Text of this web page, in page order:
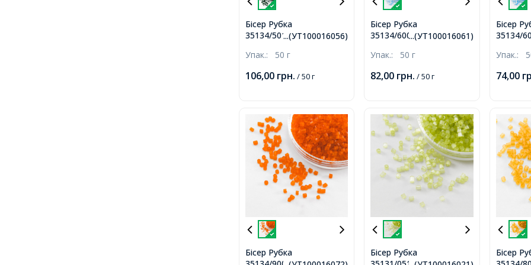
...(УТ100016056)
Бісер Рубка
35134/50150/10 Чеський
матовий TM, Зелений,
Упак.: 50 г
106,00 грн. / 50 г
...(УТ100016061)
Бісер Рубка
35134/60000/10 Чеський
матовий TM,
Упак.: 50 г
82,00 грн. / 50 г
Бісер
35134/
матовий
Упак.:
74,00
Бісер Рубка
Бісер Рубка
Бісер